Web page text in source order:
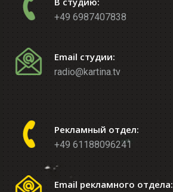
+49 6987407838
Email студии:
radio@kartina.tv
Рекламный отдел:
+49 61188096241
Email рекламного отдела: